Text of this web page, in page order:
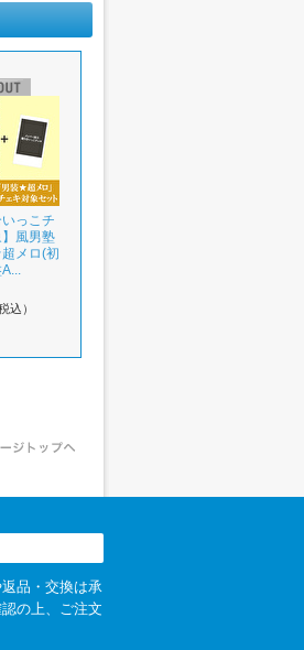
いっこチ
】風男塾
メロ(初
込）
品・交換は承
の上、ご注文